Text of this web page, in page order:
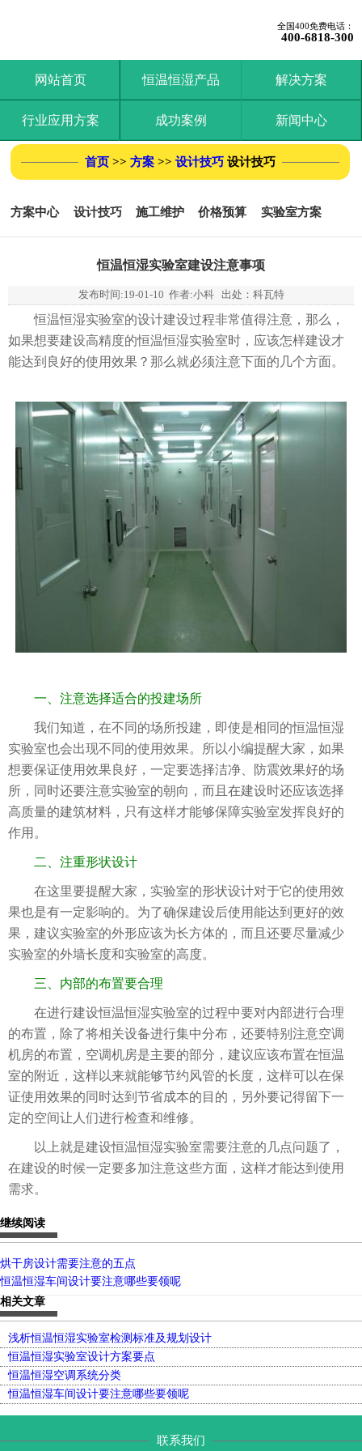
全国400免费电话：
400-6818-300
网站首页 恒温恒湿产品 解决方案
行业应用方案 成功案例 新闻中心
首页>> 方案>> 设计技巧 设计技巧
方案中心 设计技巧 施工维护 价格预算 实验室方案
恒温恒湿实验室建设注意事项
发布时间:19-01-10 作者:小科 出处：科瓦特
恒温恒湿实验室的设计建设过程非常值得注意，那么，
如果想要建设高精度的恒温恒湿实验室时，应该怎样建设才
能达到良好的使用效果？那么就必须注意下面的几个方面。
一、注意选择适合的投建场所
我们知道，在不同的场所投建，即使是相同的恒温恒湿
实验室也会出现不同的使用效果。所以小编提醒大家，如果
想要保证使用效果良好，一定要选择洁净、防震效果好的场
所，同时还要注意实验室的朝向，而且在建设时还应该选择
高质量的建筑材料，只有这样才能够保障实验室发挥良好的
作用。
二、注重形状设计
在这里要提醒大家，实验室的形状设计对于它的使用效
果也是有一定影响的。为了确保建设后使用能达到更好的效
果，建议实验室的外形应该为长方体的，而且还要尽量减少
实验室的外墙长度和实验室的高度。
三、内部的布置要合理
在进行建设恒温恒湿实验室的过程中要对内部进行合理
的布置，除了将相关设备进行集中分布，还要特别注意空调
机房的布置，空调机房是主要的部分，建议应该布置在恒温
室的附近，这样以来就能够节约风管的长度，这样可以在保
证使用效果的同时达到节省成本的目的，另外要记得留下一
定的空间让人们进行检查和维修。
以上就是建设恒温恒湿实验室需要注意的几点问题了，
在建设的时候一定要多加注意这些方面，这样才能达到使用
需求。
继续阅读
烘干房设计需要注意的五点
恒温恒湿车间设计要注意哪些要领呢
相关文章
浅析恒温恒湿实验室检测标准及规划设计
恒温恒湿实验室设计方案要点
恒温恒湿空调系统分类
恒温恒湿车间设计要注意哪些要领呢
联系我们